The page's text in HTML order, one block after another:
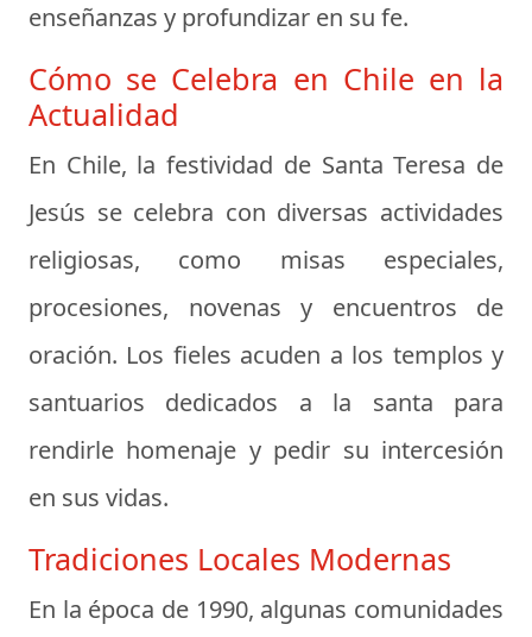
enseñanzas y profundizar en su fe.
Cómo se Celebra en Chile en la
Actualidad
En Chile, la festividad de Santa Teresa de
Jesús se celebra con diversas actividades
religiosas, como misas especiales,
procesiones, novenas y encuentros de
oración. Los fieles acuden a los templos y
santuarios dedicados a la santa para
rendirle homenaje y pedir su intercesión
en sus vidas.
Tradiciones Locales Modernas
En la época de 1990, algunas comunidades